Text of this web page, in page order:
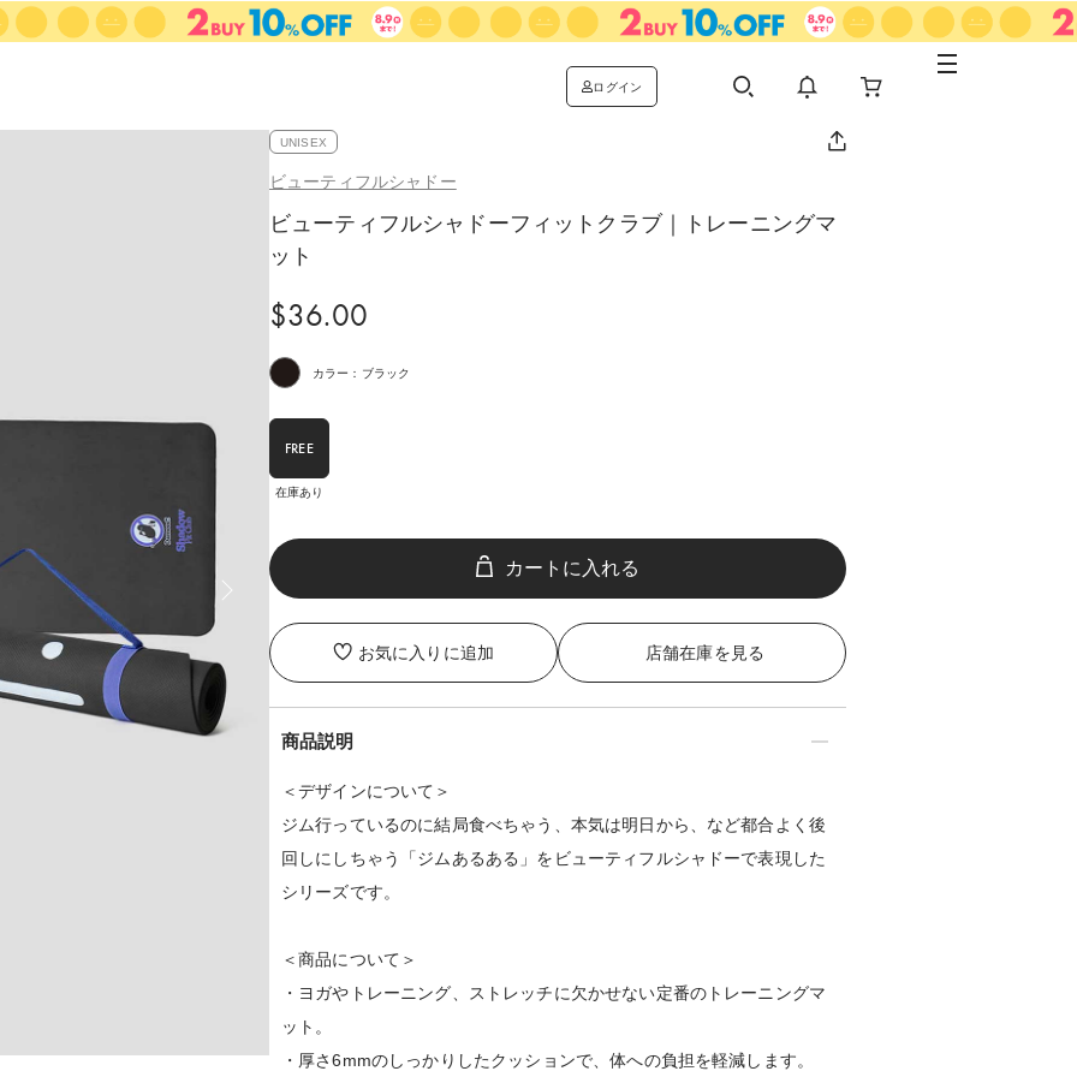
ログイン
UNISEX
ビューティフルシャドー
ビューティフルシャドーフィットクラブ｜トレーニングマ
ット
$‌36.00
カラー：ブラック
FREE
在庫あり
お気に入りに追加 店舗在庫を見る
商品説明
＜デザインについて＞
ジム行っているのに結局食べちゃう、本気は明日から、など都合よく後
回しにしちゃう「ジムあるある」をビューティフルシャドーで表現した
シリーズです。
＜商品について＞
・ヨガやトレーニング、ストレッチに欠かせない定番のトレーニングマ
ット。
・厚さ6mmのしっかりしたクッションで、体への負担を軽減します。